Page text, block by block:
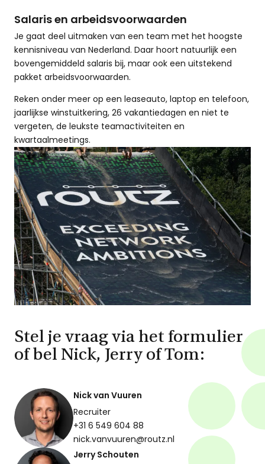
Salaris en arbeidsvoorwaarden
Je gaat deel uitmaken van een team met het hoogste
kennisniveau van Nederland. Daar hoort natuurlijk een
bovengemiddeld salaris bij, maar ook een uitstekend
pakket arbeidsvoorwaarden.
Reken onder meer op een leaseauto, laptop en telefoon,
jaarlijkse winstuitkering, 26 vakantiedagen en niet te
vergeten, de leukste teamactiviteiten en
kwartaalmeetings.
Stel je vraag via het formulier
of bel Nick, Jerry of Tom:
Nick van Vuuren
Recruiter
+31 6 549 604 88
nick.vanvuuren@routz.nl
Jerry Schouten